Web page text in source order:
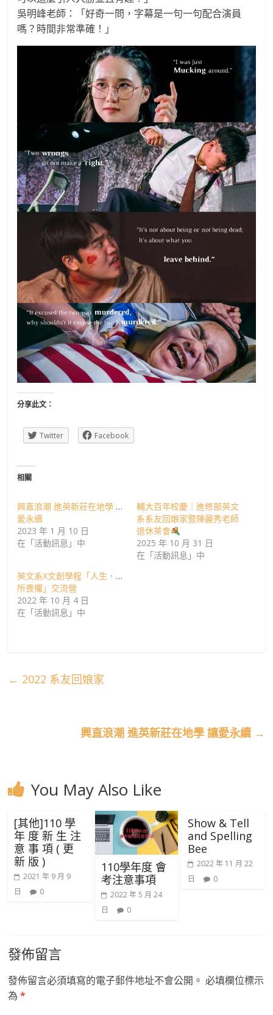
吳明峰老師：「好奇一問，字幕是一句一句配合演員
嗎？時間非常準確！」
分享此文：
Twitter Facebook
相關
興直浪潮 進英新莊在地學 讓
愛永續
2023 年 1 月 10 日
在「活動訊息」中
輔大百年校慶｜進修部英文
系系友回娘家暨陳麗秀老師
退休茶會
2025 年 10 月 31 日
在「活動訊息」中
英文系X文創學程「人生，無
所畏懼」交流營
2022 年 10 月 4 日
在「活動訊息」中
← 2022 系友回娘家
興直浪潮 進英新莊在地學 讓愛永續 →
You May Also Like
[其他]110 學
年 度 新 生 注
意 事 項 ( 更
新 版 )
2021 年 9 月 9
日
0
110學年度 會
考注意事項
2022 年 5 月 24
日
0
Show & Tell
and Spelling
Bee
2022 年 11 月 22
日
0
發佈留言
發佈留言必須填寫的電子郵件地址不會公開。 必填欄位標示
為*